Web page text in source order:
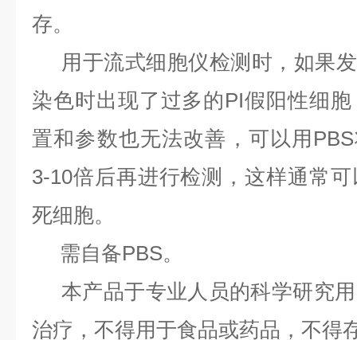
存。
用于流式细胞仪检测时，如果发
染色时出现了过多的PI假阳性细
置和参数也无法改善，可以用
3-10倍后再进行检测，这样通常
死细胞。
需自备PBS。
本产品于专业人员的科学研究
治疗，不得用于食品或药品，不得